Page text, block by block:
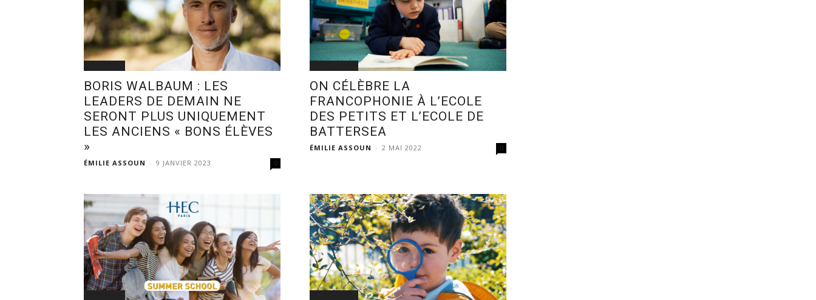
BORIS WALBAUM : LES
LEADERS DE DEMAIN NE
SERONT PLUS UNIQUEMENT
LES ANCIENS « BONS ÉLÈVES
»
ÉMILIE ASSOUN - 9 JANVIER 2023 0
ON CÉLÈBRE LA
FRANCOPHONIE À L’ECOLE
DES PETITS ET L’ECOLE DE
BATTERSEA
ÉMILIE ASSOUN - 2 MAI 2022 0